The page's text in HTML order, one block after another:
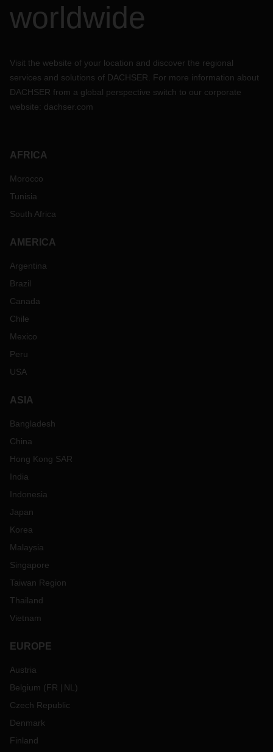
worldwide
Visit the website of your location and discover the regional
services and solutions of DACHSER. For more information about
DACHSER from a global perspective switch to our corporate
website: dachser.com
AFRICA
Morocco
Tunisia
South Africa
AMERICA
Argentina
Brazil
Canada
Chile
Mexico
Peru
USA
ASIA
Bangladesh
China
Hong Kong SAR
India
Indonesia
Japan
Korea
Malaysia
Singapore
Taiwan Region
Thailand
Vietnam
EUROPE
Austria
Belgium (FR NL )
Czech Republic
Denmark
Finland